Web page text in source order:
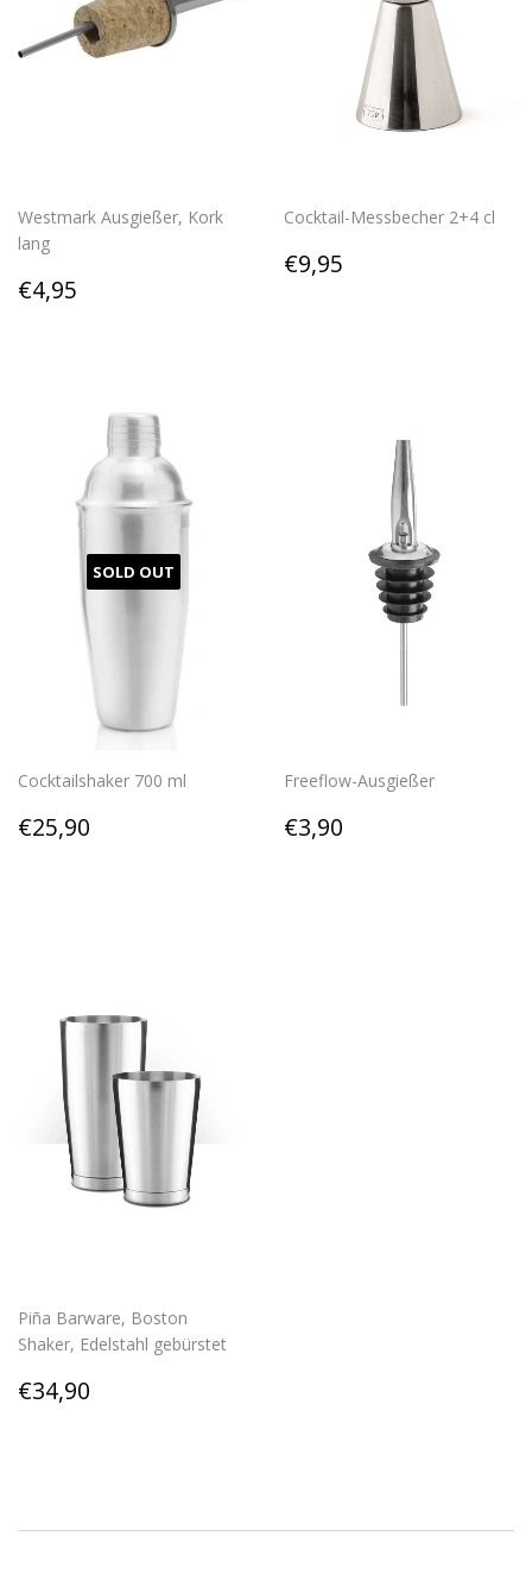
Westmark Ausgießer, Kork
lang
Regular
price
€4,95
Cocktail-Messbecher 2+4 cl
Regular
price
€9,95
SOLD OUT
Cocktailshaker 700 ml
Regular
price
€25,90
Freeflow-Ausgießer
Regular
price
€3,90
Piña Barware, Boston
Shaker, Edelstahl gebürstet
Regular
price
€34,90